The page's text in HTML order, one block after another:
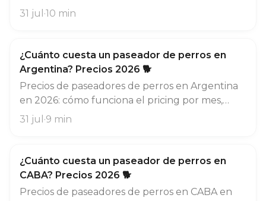
con alguien, cómo se comparan las principales
31 jul ·10 min
¿Cuánto cuesta un paseador de perros en
Argentina? Precios 2026 🐕
Precios de paseadores de perros en Argentina
en 2026: cómo funciona el pricing por mes,
cuánto varían los valores según la provincia,
31 jul ·9 min
¿Cuánto cuesta un paseador de perros en
CABA? Precios 2026 🐕
Precios de paseadores de perros en CABA en